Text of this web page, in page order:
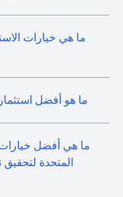
ما هي خيارات
ما هو أفضل
ما هي أفضل خيارات
المتحدة